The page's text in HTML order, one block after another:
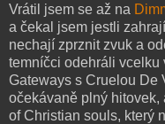
Vrátil jsem se až na
a čekal jsem jestli
nechají zprznit zvuk a
temníčci odehráli vcelku
Gateways s Cruelou De
očekávaně plný hitovek,
of Christian souls, který